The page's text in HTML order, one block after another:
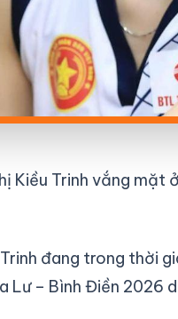
Kiều Trinh vắng mặt
đang trong thời
– Bình Điền 2026